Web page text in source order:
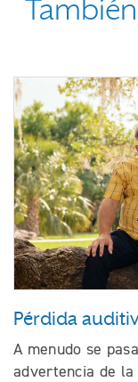
Pérdida
A menudo se
advertencia de